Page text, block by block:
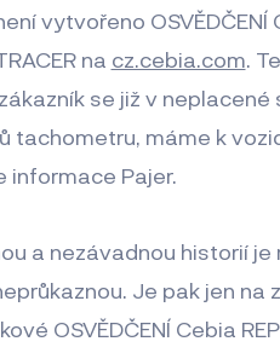
vytvořeno
na cz.cebia.com.
se již v
tachometru, máme k
informace Pajer.
a nezávadnou historií
Je pak jen
OSVĚDČENÍ Cebia